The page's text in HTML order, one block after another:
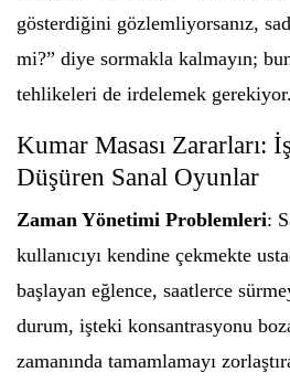
gösterdiğini gözlemliyorsanız,
mi?” diye sormakla kalmayın;
tehlikeleri de irdelemek gerekiyor.
Kumar Masası Zararları:
Düşüren Sanal Oyunlar
Zaman Yönetimi Problemleri:
kullanıcıyı kendine çekmekte
başlayan eğlence, saatlerce
durum, işteki konsantrasyonu
zamanında tamamlamayı